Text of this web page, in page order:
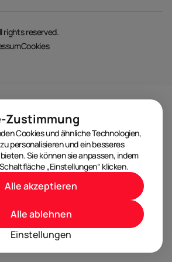
rights reserved.
Cookies
Zustimmung
Cookies und ähnliche Technologien,
personalisieren und ein besseres
Sie können sie anpassen, indem
„Einstellungen“ klicken.
Einstellungen
Alle ablehnen
Alle akzeptieren